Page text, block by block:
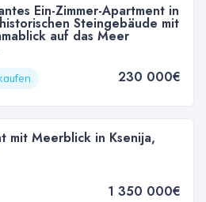
Ein-Zimmer-Apartment in
Steingebäude mit
auf das Meer
230 000€
mit Meerblick in Ksenija,
1 350 000€